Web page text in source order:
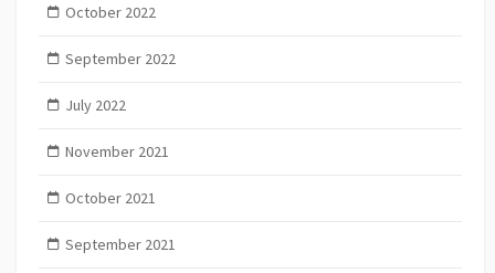
October 2022
September 2022
July 2022
November 2021
October 2021
September 2021